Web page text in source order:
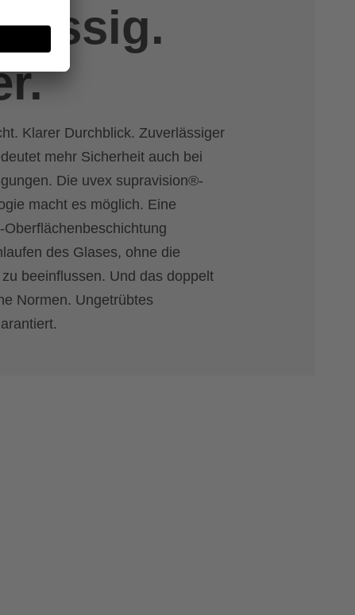
Klarer Durchblick. Zuverlässiger
mehr Sicherheit auch bei
Die uvex supravision®-
macht es möglich. Eine
Oberflächenbeschichtung
des Glases, ohne die
beeinflussen. Und das doppelt
Normen. Ungetrübtes